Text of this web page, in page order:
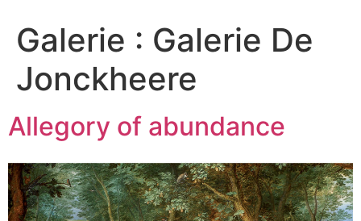
Galerie : Galerie De
Jonckheere
Allegory of abundance